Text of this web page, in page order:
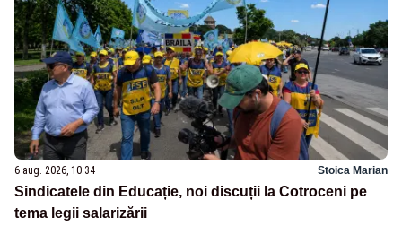
6 aug. 2026, 10:34 Stoica Marian
Sindicatele din Educație, noi discuții la Cotroceni pe
tema legii salarizării